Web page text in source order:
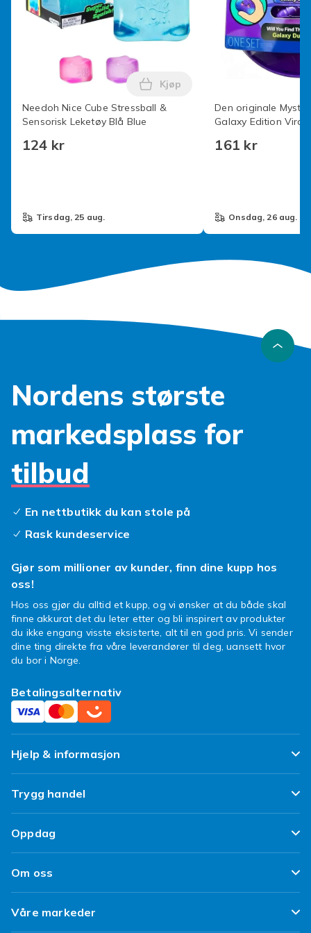
Needoh Nice Cube Stressball &
Sensorisk Leketøy Blå Blue
124 kr
Legg Needoh Nice Cube
Kjøp
tirsdag, 25 aug.
Den originale
Galaxy Edition Viral
161 kr
onsdag, 26 aug.
Nordens største
markedsplass for
tilbud
En nettbutikk du kan stole på
Rask kundeservice
Gjør som millioner av kunder, finn dine kupp hos
oss!
Hos oss gjør du alltid et kupp, og vi ønsker at du både skal
finne akkurat det du leter etter og bli inspirert av produkter
du ikke engang visste eksisterte, alt til en god pris. Vi sender
dine ting direkte fra våre leverandører til deg, uansett hvor
du bor i Norge.
Betalingsalternativ
Hjelp & informasjon
Ofte stilte spørsmål
Spor pakken min
Angre & returner her
Leverering
Trygg handel
Fornøyd kunde-løfte
Kundeanmeldelser
Refurbished/ Brukt
Oppdag
Design dine egne klær
Design ditt eget mobildeksel
Om oss
Om Fyndiq
Våre markeder